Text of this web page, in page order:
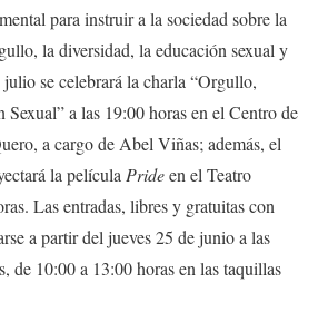
para instruir a la sociedad sobre la
la diversidad, la educación sexual y
se celebrará la charla “Orgullo,
a las 19:00 horas en el Centro de
a cargo de Abel Viñas; además, el
la película Prideen el Teatro
Las entradas, libres y gratuitas con
a partir del jueves 25 de junio a las
de 10:00 a 13:00 horas en las taquillas